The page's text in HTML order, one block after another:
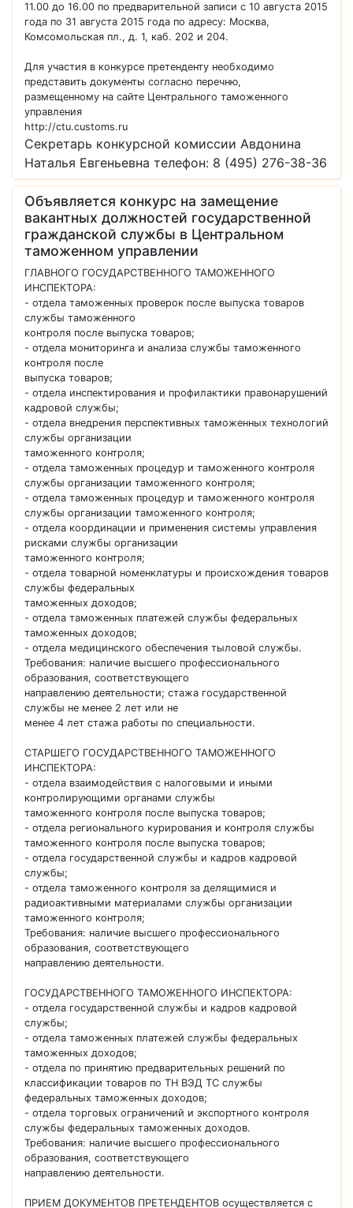
11.00 до 16.00 по предварительной записи с 10 августа 2015
года по 31 августа 2015 года по адресу: Москва,
Комсомольская пл., д. 1, каб. 202 и 204.
Для участия в конкурсе претенденту необходимо
представить документы согласно перечню,
размещенному на сайте Центрального таможенного
управления
http://ctu.customs.ru
Секретарь конкурсной комиссии Авдонина
Наталья Евгеньевна телефон: 8 (495) 276-38-36
Объявляется конкурс на замещение
вакантных должностей государственной
гражданской службы в Центральном
таможенном управлении
ГЛАВНОГО ГОСУДАРСТВЕННОГО ТАМОЖЕННОГО
ИНСПЕКТОРА:
- отдела таможенных проверок после выпуска товаров
службы таможенного
контроля после выпуска товаров;
- отдела мониторинга и анализа службы таможенного
контроля после
выпуска товаров;
- отдела инспектирования и профилактики правонарушений
кадровой службы;
- отдела внедрения перспективных таможенных технологий
службы организации
таможенного контроля;
- отдела таможенных процедур и таможенного контроля
службы организации таможенного контроля;
- отдела таможенных процедур и таможенного контроля
службы организации таможенного контроля;
- отдела координации и применения системы управления
рисками службы организации
таможенного контроля;
- отдела товарной номенклатуры и происхождения товаров
службы федеральных
таможенных доходов;
- отдела таможенных платежей службы федеральных
таможенных доходов;
- отдела медицинского обеспечения тыловой службы.
Требования: наличие высшего профессионального
образования, соответствующего
направлению деятельности; стажа государственной
службы не менее 2 лет или не
менее 4 лет стажа работы по специальности.
СТАРШЕГО ГОСУДАРСТВЕННОГО ТАМОЖЕННОГО
ИНСПЕКТОРА:
- отдела взаимодействия с налоговыми и иными
контролирующими органами службы
таможенного контроля после выпуска товаров;
- отдела регионального курирования и контроля службы
таможенного контроля после выпуска товаров;
- отдела государственной службы и кадров кадровой
службы;
- отдела таможенного контроля за делящимися и
радиоактивными материалами службы организации
таможенного контроля;
Требования: наличие высшего профессионального
образования, соответствующего
направлению деятельности.
ГОСУДАРСТВЕННОГО ТАМОЖЕННОГО ИНСПЕКТОРА:
- отдела государственной службы и кадров кадровой
службы;
- отдела таможенных платежей службы федеральных
таможенных доходов;
- отдела по принятию предварительных решений по
классификации товаров по ТН ВЭД ТС службы
федеральных таможенных доходов;
- отдела торговых ограничений и экспортного контроля
службы федеральных таможенных доходов.
Требования: наличие высшего профессионального
образования, соответствующего
направлению деятельности.
ПРИЕМ ДОКУМЕНТОВ ПРЕТЕНДЕНТОВ осуществляется с